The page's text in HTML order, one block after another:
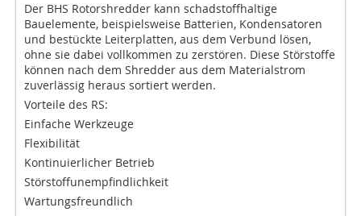
Der BHS Rotorshredder kann schadstoffhaltige
Bauelemente, beispielsweise Batterien, Kondensatoren
und bestückte Leiterplatten, aus dem Verbund lösen,
ohne sie dabei vollkommen zu zerstören. Diese Störstoffe
können nach dem Shredder aus dem Materialstrom
zuverlässig heraus sortiert werden.
Vorteile des RS:
Einfache Werkzeuge
Flexibilität
Kontinuierlicher Betrieb
Störstoffunempfindlichkeit
Wartungsfreundlich